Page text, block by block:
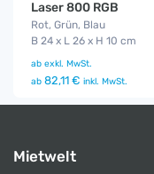
Laser 800 RGB
Rot, Grün, Blau
B 24 x L 26 x H 10 cm
ab exkl. MwSt.
ab 82,11 € inkl. MwSt.
Mietwelt